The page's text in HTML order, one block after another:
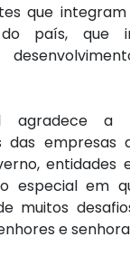
que
país, que
agradece a
das empresas
entidades
especial em
muitos
e